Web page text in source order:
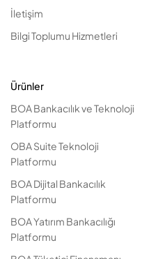
İletişim
Bilgi Toplumu Hizmetleri
Ürünler
BOA Bankacılık ve Teknoloji
Platformu
OBA Suite Teknoloji
Platformu
BOA Dijital Bankacılık
Platformu
BOA Yatırım Bankacılığı
Platformu